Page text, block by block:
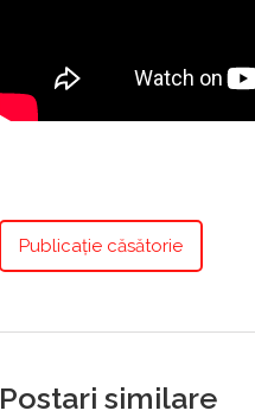
Publicație căsătorie
Postari similare